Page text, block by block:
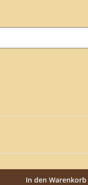
In den Warenkorb